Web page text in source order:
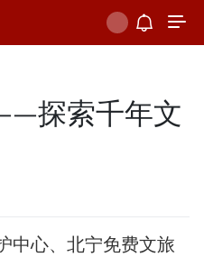
探索千年文
中心、北宁免费文旅